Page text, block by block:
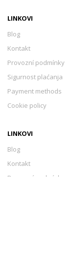
LINKOVI
Blog
Kontakt
Provozní podmínky
Sigurnost plaćanja
Payment methods
Cookie policy
LINKOVI
Blog
Kontakt
Provozní podmínky